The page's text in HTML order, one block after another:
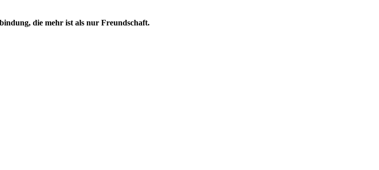
die mehr ist als nur Freundschaft.